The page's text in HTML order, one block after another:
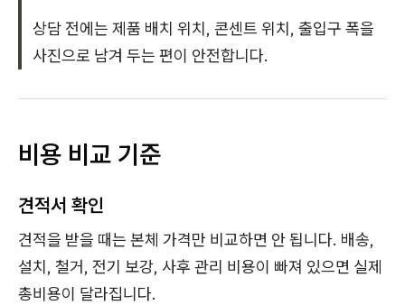
상담 전에는 제품 배치 위치, 콘센트 위치, 출입구 폭을
사진으로 남겨 두는 편이 안전합니다.
비용 비교 기준
견적서 확인
견적을 받을 때는 본체 가격만 비교하면 안 됩니다. 배송,
설치, 철거, 전기 보강, 사후 관리 비용이 빠져 있으면 실제
총비용이 달라집니다.